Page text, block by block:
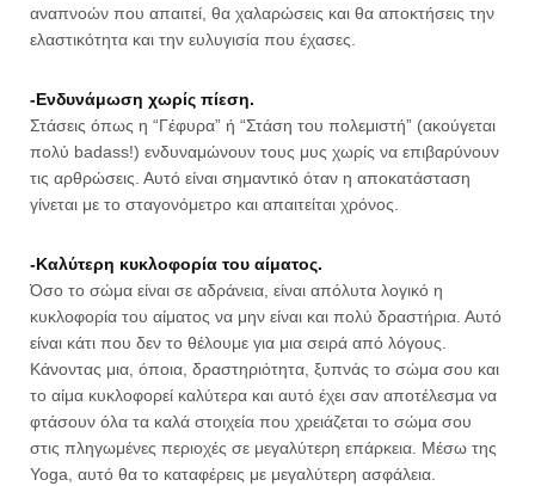
αναπνοών που απαιτεί, θα χαλαρώσεις και θα αποκτήσεις την
ελαστικότητα και την ευλυγισία που έχασες.
-Ενδυνάμωση χωρίς πίεση.
Στάσεις όπως η “Γέφυρα” ή “Στάση του πολεμιστή” (ακούγεται
πολύ badass!) ενδυναμώνουν τους μυς χωρίς να επιβαρύνουν
τις αρθρώσεις. Αυτό είναι σημαντικό όταν η αποκατάσταση
γίνεται με το σταγονόμετρο και απαιτείται χρόνος.
-Καλύτερη κυκλοφορία του αίματος.
Όσο το σώμα είναι σε αδράνεια, είναι απόλυτα λογικό η
κυκλοφορία του αίματος να μην είναι και πολύ δραστήρια. Αυτό
είναι κάτι που δεν το θέλουμε για μια σειρά από λόγους.
Κάνοντας μια, όποια, δραστηριότητα, ξυπνάς το σώμα σου και
το αίμα κυκλοφορεί καλύτερα και αυτό έχει σαν αποτέλεσμα να
φτάσουν όλα τα καλά στοιχεία που χρειάζεται το σώμα σου
στις πληγωμένες περιοχές σε μεγαλύτερη επάρκεια. Μέσω της
Yoga, αυτό θα το καταφέρεις με μεγαλύτερη ασφάλεια.